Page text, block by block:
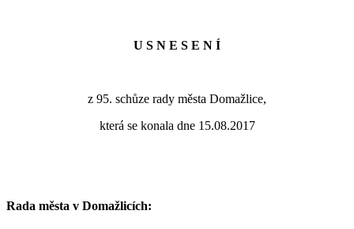
U S N E S E N Í
z 95. schůze rady města Domažlice,
která se konala dne 15.08.2017
Rada města v Domažlicích: